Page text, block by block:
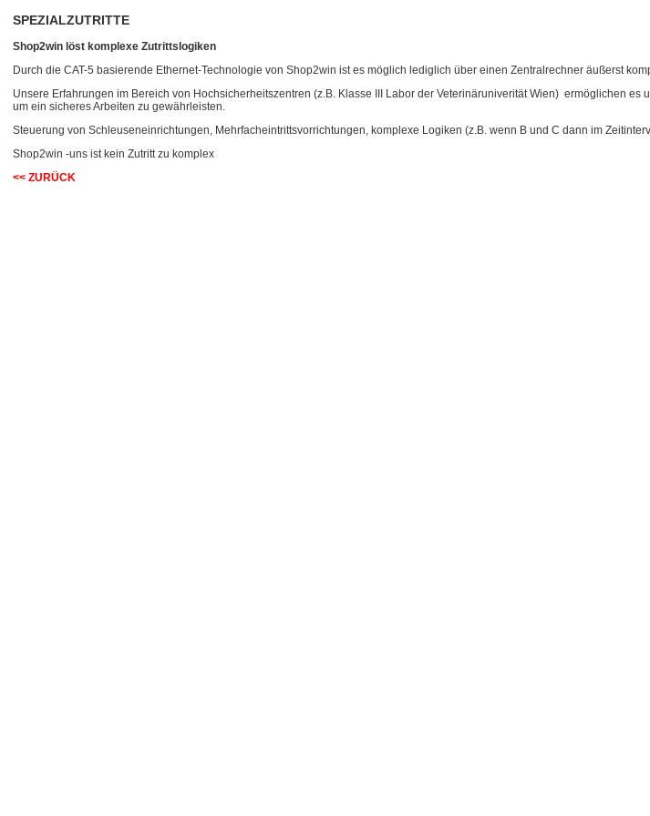
SPEZIALZUTRITTE
Shop2win löst komplexe Zutrittslogiken
Durch die CAT-5 basierende Ethernet-Technologie von Shop2win ist es möglich lediglich über einen Zentralrechner äußerst
Unsere Erfahrungen im Bereich von Hochsicherheitszentren (z.B. Klasse III Labor der Veterinäruniverität Wien) ermöglichen
um ein sicheres Arbeiten zu gewährleisten.
Steuerung von Schleuseneinrichtungen, Mehrfacheintrittsvorrichtungen, komplexe Logiken (z.B. wenn B und C dann im
Shop2win -uns ist kein Zutritt zu komplex
<< ZURÜCK